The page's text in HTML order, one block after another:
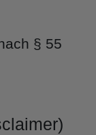
§ 55